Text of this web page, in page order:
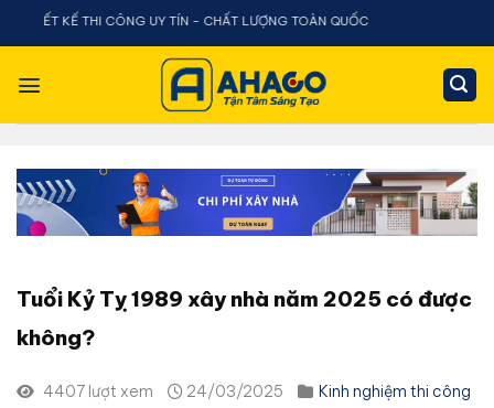
Chuyển
dung
THI CÔNG UY TÍN - CHẤT LƯỢNG TOÀN QUỐC
Tuổi Kỷ Tỵ 1989 xây nhà năm 2025 có được
không?
4407 lượt xem 24/03/2025 Kinh nghiệm thi công